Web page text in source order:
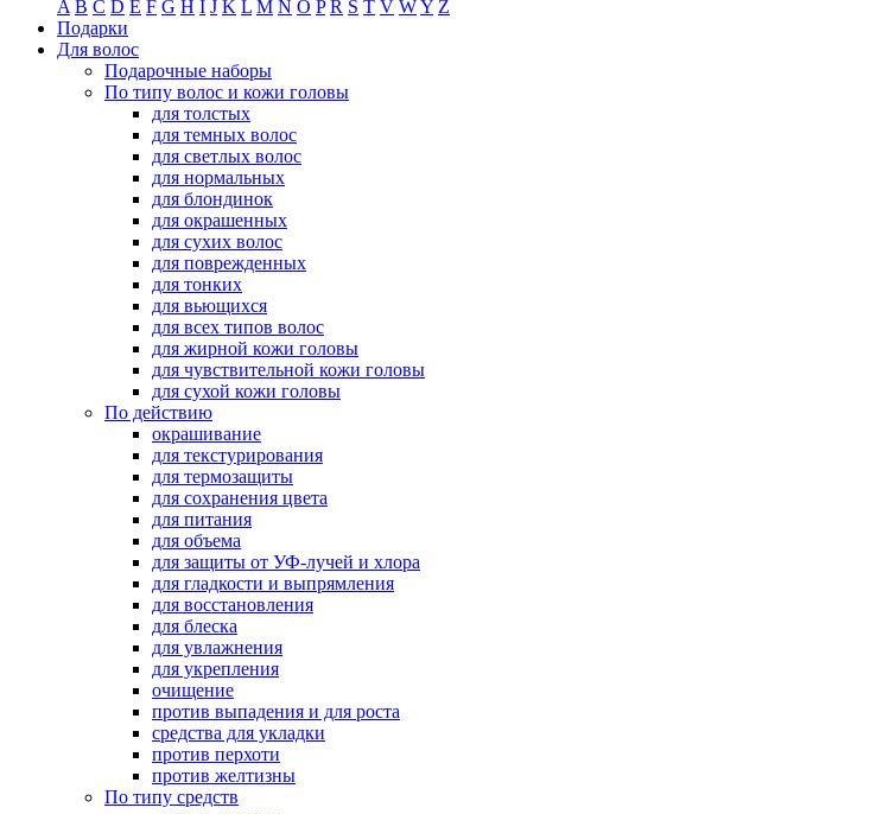
A B C D E F G H I J K L M N O P R S T V WY Z
Подарки
Для волос
Подарочные наборы
По типу волос и кожи головы
для толстых
для темных волос
для светлых волос
для нормальных
для блондинок
для окрашенных
для сухих волос
для поврежденных
для тонких
для вьющихся
для всех типов волос
для жирной кожи головы
для чувствительной кожи головы
для сухой кожи головы
По действию
окрашивание
для текстурирования
для термозащиты
для сохранения цвета
для питания
для объема
для защиты от УФ-лучей и хлора
для гладкости и выпрямления
для восстановления
для блеска
для увлажнения
для укрепления
очищение
против выпадения и для роста
средства для укладки
против перхоти
против желтизны
По типу средств